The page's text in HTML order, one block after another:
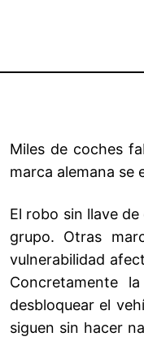
Miles de coches
marca alemana se
El robo sin llave
grupo. Otras
vulnerabilidad
Concretamente
desbloquear el
siguen sin hacer